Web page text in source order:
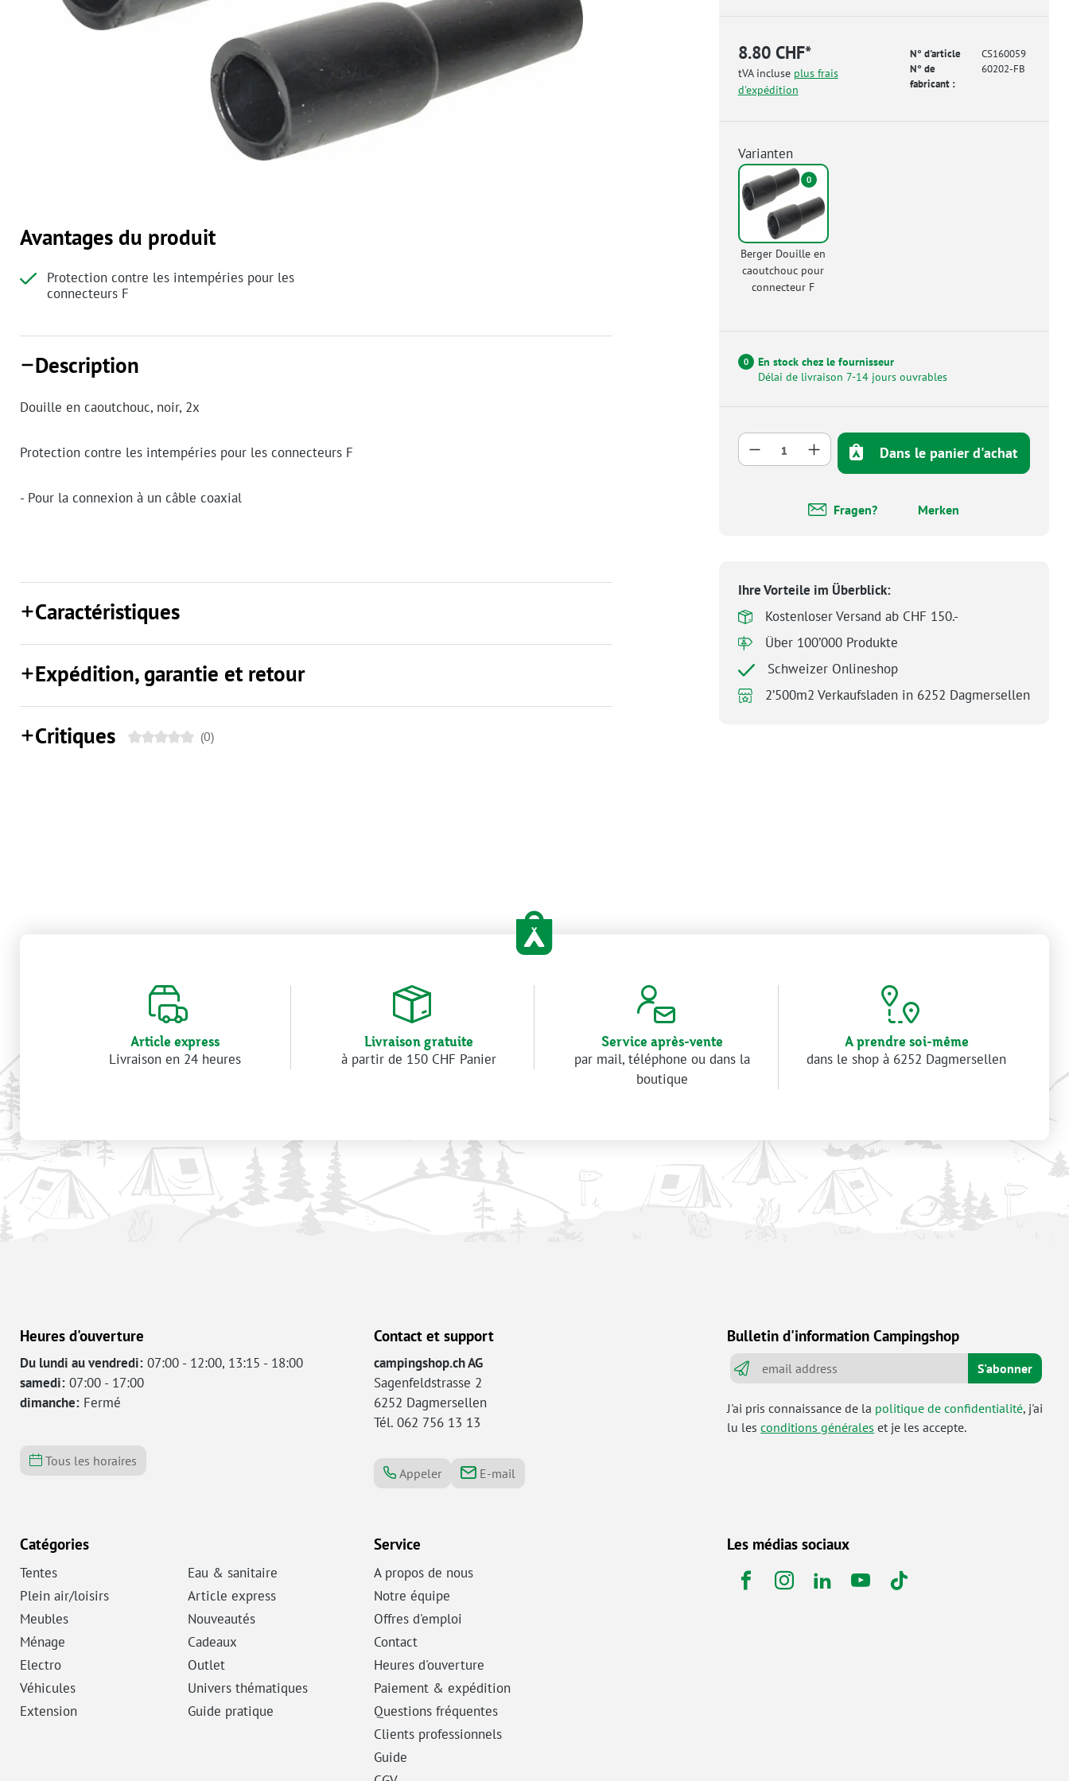
Avantages du produit
Protection contre les intempéries pour les
connecteurs F
Description
Douille en caoutchouc, noir, 2x
Protection contre les intempéries pour les connecteurs F
- Pour la connexion à un câble coaxial
Caractéristiques
Expédition, garantie et retour
Critiques (0)
8.80 CHF*
tVA incluse plus frais
d'expédition
N° d'article
CS160059
N° de
fabricant :
60202-FB
Varianten
0
Berger Douille en
caoutchouc pour
connecteur F
0
En stock chez le fournisseur
Délai de livraison 7-14 jours ouvrables
Quantité de produit : Entrez la quantité
Dans le panier d'achat
Fragen? Merken
Ihre Vorteile im Überblick:
Kostenloser Versand ab CHF 150.-
Über 100’000 Produkte
Schweizer Onlineshop
2’500m2 Verkaufsladen in 6252 Dagmersellen
Article express
Livraison en 24 heures
Livraison gratuite
à partir de 150 CHF Panier
Service après-vente
par mail, téléphone ou dans la
boutique
A prendre soi-même
dans le shop à 6252 Dagmersellen
Heures d'ouverture
Du lundi au vendredi: 07:00 - 12:00, 13:15 - 18:00
samedi: 07:00 - 17:00
dimanche: Fermé
Tous les horaires
Contact et support
campingshop.ch AG
Sagenfeldstrasse 2
6252 Dagmersellen
Tél. 062 756 13 13
Appeler E-mail
Bulletin d'information Campingshop
S'abonner
J'ai pris connaissance de la politique de confidentialité, j'ai
lu lesconditions générales et je les accepte.
Catégories
Tentes
Plein air/loisirs
Meubles
Ménage
Electro
Véhicules
Extension
Eau & sanitaire
Article express
Nouveautés
Cadeaux
Outlet
Univers thématiques
Guide pratique
Service
A propos de nous
Notre équipe
Offres d'emploi
Contact
Heures d'ouverture
Paiement & expédition
Questions fréquentes
Clients professionnels
Guide
Les médias sociaux